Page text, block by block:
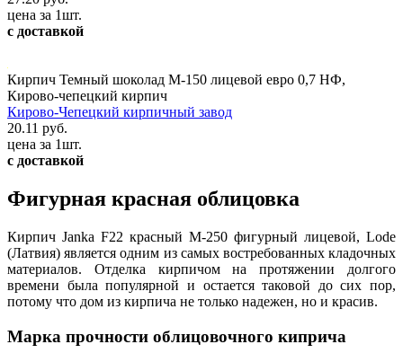
цена за 1шт.
с доставкой
Кирпич Темный шоколад М-150 лицевой евро 0,7 НФ,
Кирово-чепецкий кирпич
Кирово-Чепецкий кирпичный завод
20.11 руб.
цена за 1шт.
с доставкой
Фигурная красная облицовка
Кирпич Janka F22 красный М-250 фигурный лицевой, Lode
(Латвия) является одним из самых востребованных кладочных
материалов. Отделка кирпичом на протяжении долгого
времени была популярной и остается таковой до сих пор,
потому что дом из кирпича не только надежен, но и красив.
Марка прочности облицовочного киприча